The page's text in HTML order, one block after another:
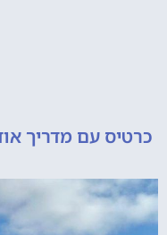
עם מדריך אודיו